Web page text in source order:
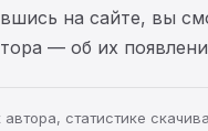
на сайте, вы
— об их
статистике